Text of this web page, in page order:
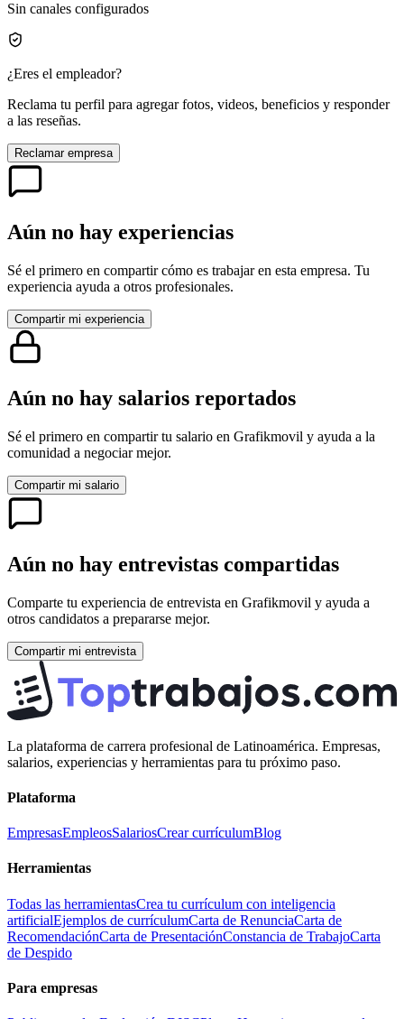
Sin canales configurados
¿Eres el empleador?
Reclama tu perfil para agregar fotos, videos, beneficios y responder
a las reseñas.
Reclamar empresa
Aún no hay experiencias
Sé el primero en compartir cómo es trabajar en esta empresa. Tu
experiencia ayuda a otros profesionales.
Compartir mi experiencia
Aún no hay salarios reportados
Sé el primero en compartir tu salario en Grafikmovil y ayuda a la
comunidad a negociar mejor.
Compartir mi salario
Aún no hay entrevistas compartidas
Comparte tu experiencia de entrevista en Grafikmovil y ayuda a
otros candidatos a prepararse mejor.
Compartir mi entrevista
La plataforma de carrera profesional de Latinoamérica. Empresas,
salarios, experiencias y herramientas para tu próximo paso.
Plataforma
EmpresasEmpleosSalariosCrear currículumBlog
Herramientas
Todas las herramientasCrea tu currículum con inteligencia
artificialEjemplos de currículumCarta de RenunciaCarta de
RecomendaciónCarta de PresentaciónConstancia de TrabajoCarta
de Despido
Para empresas